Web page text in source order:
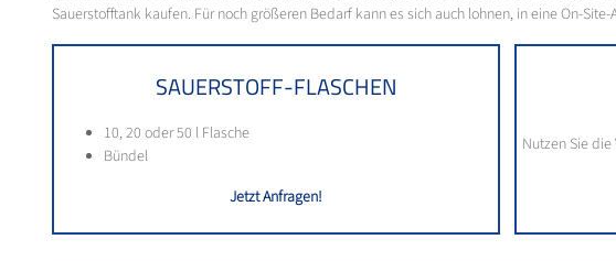
Sauerstofftank kaufen. Für noch größeren Bedarf kann es sich auch lohnen, in eine On-
SAUERSTOFF-FLASCHEN
10, 20 oder 50 l Flasche
Bündel
Jetzt Anfragen!
Nutzen Sie